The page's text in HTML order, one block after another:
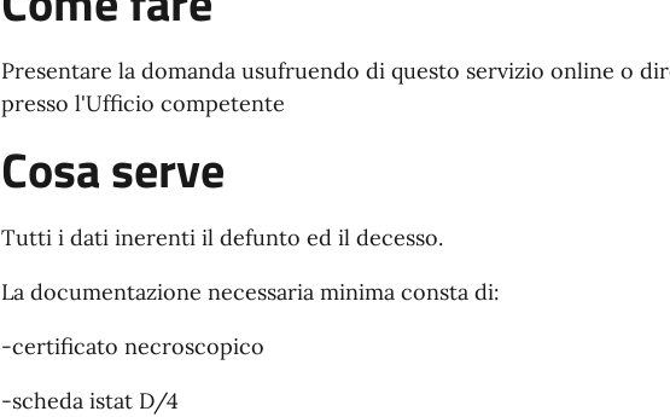
Presentare la domanda usufruendo di questo servizio online o
presso l'Ufficio competente
Cosa serve
Tutti i dati inerenti il defunto ed il decesso.
La documentazione necessaria minima consta di:
-certificato necroscopico
-scheda istat D/4